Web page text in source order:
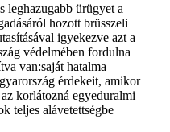
leghazugabb ürügyet a
hozott brüsszeli
igyekezve azt a
védelmében fordulna
van:saját hatalma
érdekeit, amikor
korlátozná egyeduralmi
teljes alávetettségbe